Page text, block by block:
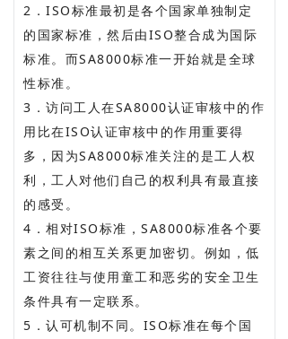
2．ISO标准最初是各个国家单独制定
的国家标准，然后由ISO整合成为国际
标准。而SA8000标准一开始就是全球
性标准。
3．访问工人在SA8000认证审核中的作
用比在ISO认证审核中的作用重要得
多，因为SA8000标准关注的是工人权
利，工人对他们自己的权利具有最直接
的感受。
4．相对ISO标准，SA8000标准各个要
素之间的相互关系更加密切。例如，低
工资往往与使用童工和恶劣的安全卫生
条件具有一定联系。
5．认可机制不同。ISO标准在每个国